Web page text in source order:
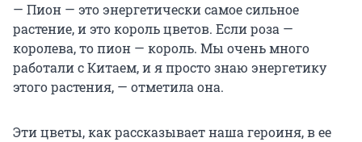
— Пион — это энергетически самое сильное
растение, и это король цветов. Если роза —
королева, то пион — король. Мы очень много
работали с Китаем, и я просто знаю энергетику
этого растения, — отметила она.
Эти цветы, как рассказывает наша героиня, в ее